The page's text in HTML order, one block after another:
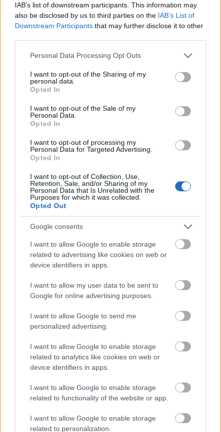
IAB’s list of downstream participants. This information may
also be disclosed by us to third parties on the IAB’s List of
Downstream Participants that may further disclose it to other
Please note that this website/app uses one or more Google
not limited to your visit or usage behaviour. You may click to
grant or deny consent to Google and its third-party tags to
use your data for below specified purposes in below Google
consent section.
Personal Data Processing Opt Outs
I want to opt-out of the Sharing of my
personal data.
Opted In
I want to opt-out of the Sale of my
Personal Data.
Opted In
I want to opt-out of processing my
Personal Data for Targeted Advertising.
Opted In
I want to opt-out of Collection, Use,
Retention, Sale, and/or Sharing of my
Personal Data that Is Unrelated with the
Purposes for which it was collected.
Opted Out
Google consents
I want to allow Google to enable storage
related to advertising like cookies on web or
device identifiers in apps.
I want to allow my user data to be sent to
Google for online advertising purposes.
I want to allow Google to send me
personalized advertising.
I want to allow Google to enable storage
related to analytics like cookies on web or
device identifiers in apps.
I want to allow Google to enable storage
related to functionality of the website or app.
I want to allow Google to enable storage
related to personalization.
Όταν βάφεστε,αποφύγετε τις υπερβολές με
την ποσότητα του concealer,
είναι η εφαρμογή concealer με το δάχτυλό σας, με
απαλές, ταμποναριστές κινήσεις έτσι ώστε να το
στρώσετε όπως σας βολεύει, στα σωστά σημεία.
Ακολουθήστε
τοjenny.grστοgoogle newsκαι
καλύτερα προϊόντα ομορφιάς, την
τέλεια εφαρμογή τους και τα πιο
hot beauty news.
ΔΙΑΒΑΖΟΝΤΑΙ ΤΩΡΑ
Το gadget από τα IKEA που κοστίζει κάτω από 2
ευρώ και θα βάλει σε τάξη το ντουλάπι της
κουζίνας σου